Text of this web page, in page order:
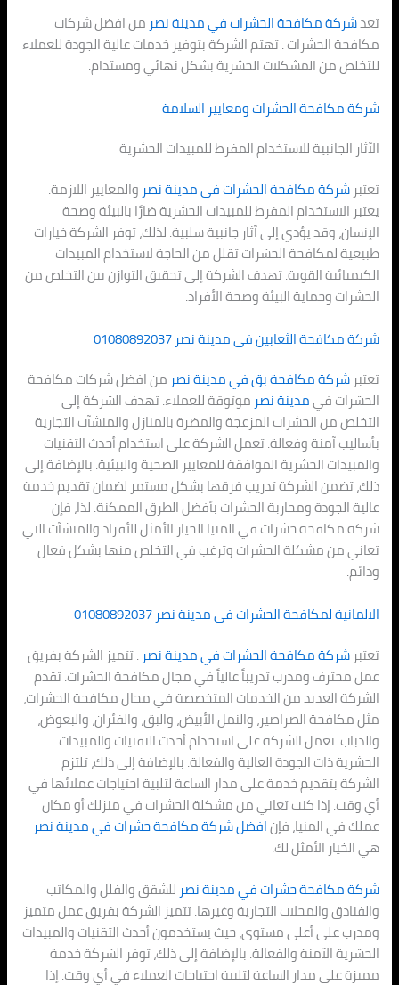
تعدشركة مكافحة الحشرات فيمدينة نصر من افضل شركات
مكافحة الحشرات . تهتم الشركة بتوفير خدمات عالية الجودة للعملاء
للتخلص من المشكلات الحشرية بشكل نهائي ومستدام.
شركة مكافحة الحشرات ومعايير السلامة
الآثار الجانبية للاستخدام المفرط للمبيدات الحشرية
تعتبرشركة مكافحة الحشرات فيمدينة نصر والمعايير اللازمة.
يعتبر الاستخدام المفرط للمبيدات الحشرية ضارًا بالبيئة وصحة
الإنسان، وقد يؤدي إلى آثار جانبية سلبية. لذلك، توفر الشركة خيارات
طبيعية لمكافحة الحشرات تقلل من الحاجة لاستخدام المبيدات
الكيميائية القوية. تهدف الشركة إلى تحقيق التوازن بين التخلص من
الحشرات وحماية البيئة وصحة الأفراد.
شركة مكافحة الثعابين فىمدينة نصر 01080892037
تعتبرشركة مكافحة بق فيمدينة نصر من افضل شركات مكافحة
الحشرات فيمدينة نصر موثوقة للعملاء. تهدف الشركة إلى
التخلص من الحشرات المزعجة والمضرة بالمنازل والمنشآت التجارية
بأساليب آمنة وفعالة. تعمل الشركة على استخدام أحدث التقنيات
والمبيدات الحشرية الموافقة للمعايير الصحية والبيئية. بالإضافة إلى
ذلك، تضمن الشركة تدريب فرقها بشكل مستمر لضمان تقديم خدمة
عالية الجودة ومحاربة الحشرات بأفضل الطرق الممكنة. لذا، فإن
شركة مكافحة حشرات في المنيا الخيار الأمثل للأفراد والمنشآت التي
تعاني من مشكلة الحشرات وترغب في التخلص منها بشكل فعال
ودائم.
الالمانية لمكافحة الحشرات فىمدينة نصر 01080892037
تعتبرشركة مكافحة الحشرات فيمدينة نصر . تتميز الشركة بفريق
عمل محترف ومدرب تدريباً عالياً في مجال مكافحة الحشرات. تقدم
الشركة العديد من الخدمات المتخصصة في مجال مكافحة الحشرات،
مثل مكافحة الصراصير، والنمل الأبيض، والبق، والفئران، والبعوض،
والذباب. تعمل الشركة على استخدام أحدث التقنيات والمبيدات
الحشرية ذات الجودة العالية والفعالة. بالإضافة إلى ذلك، تلتزم
الشركة بتقديم خدمة على مدار الساعة لتلبية احتياجات عملائها في
أي وقت. إذا كنت تعاني من مشكلة الحشرات في منزلك أو مكان
عملك في المنيا، فإنافضل شركة مكافحة حشرات فيمدينة نصر
هي الخيار الأمثل لك.
شركة مكافحة حشرات فيمدينة نصر للشقق والفلل والمكاتب
والفنادق والمحلات التجارية وغيرها. تتميز الشركة بفريق عمل متميز
ومدرب على أعلى مستوى، حيث يستخدمون أحدث التقنيات والمبيدات
الحشرية الآمنة والفعالة. بالإضافة إلى ذلك، توفر الشركة خدمة
مميزة على مدار الساعة لتلبية احتياجات العملاء في أي وقت. إذا